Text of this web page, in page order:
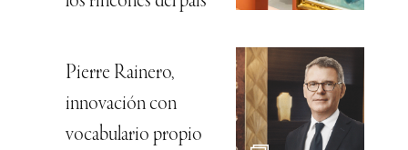
Pierre Rainero,
innovación con
vocabulario propio